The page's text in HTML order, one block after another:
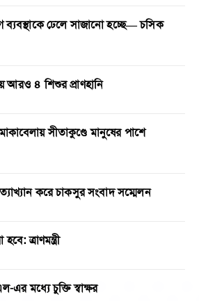
ব্যবস্থাকে ঢেলে সাজানো হচ্ছে— চসিক
আরও ৪ শিশুর প্রাণহানি
সীতাকুণ্ডে মানুষের পাশে
করে চাকসুর সংবাদ সম্মেলন
ত্রাণমন্ত্রী
এর মধ্যে চুক্তি স্বাক্ষর